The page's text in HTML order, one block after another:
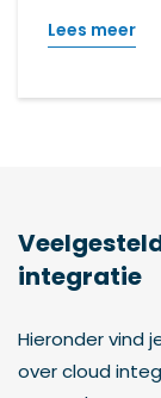
Lees meer
integratie
Hieronder vind
over cloud